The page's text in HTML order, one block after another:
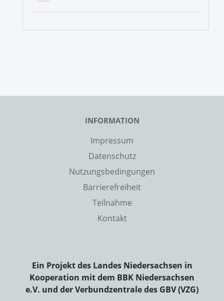
INFORMATION
Impressum
Datenschutz
Nutzungsbedingungen
Barrierefreiheit
Teilnahme
Kontakt
Ein Projekt des Landes Niedersachsen in
Kooperation mit dem BBK Niedersachsen
e.V. und der Verbundzentrale des GBV (VZG)